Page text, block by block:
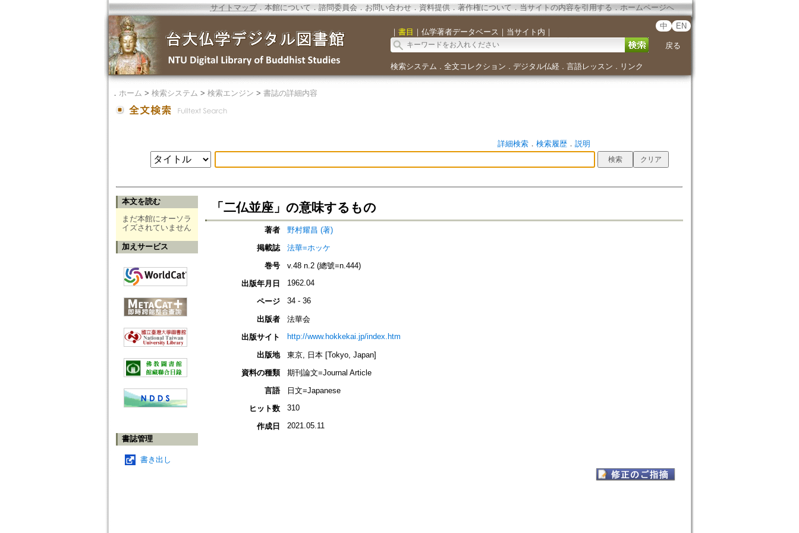
サイトマップ．本館について ． 諮問委員会． お問い合わせ． 資料提供． 著作権について．当サイトの内容を引用する ． ホームページへ
｜ 書目 ｜ 仏学著者データベース ｜ 当サイト内 ｜
中 EN
戻る
検索システム ． 全文コレクション ． デジタル仏経． 言語レッスン ． リンク
． ホーム > 検索システム > 検索エンジン > 書誌の詳細内容
詳細検索． 検索履歴． 説明
本文を読む
まだ本館にオーソラ
イズされていません
加えサービス
書誌管理
書き出し
「二仏並座」の意味するもの
著者
野村耀昌 (著)
掲載誌
法華=ホッケ
巻号
v.48 n.2 (總號=n.444)
出版年月日
1962.04
ページ 34 - 36
出版者
法華会
出版サイト
http://www.hokkekai.jp/index.htm
出版地
東京, 日本 [Tokyo, Japan]
資料の種類
期刊論文=Journal Article
言語
日文=Japanese
ヒット数
310
作成日 2021.05.11